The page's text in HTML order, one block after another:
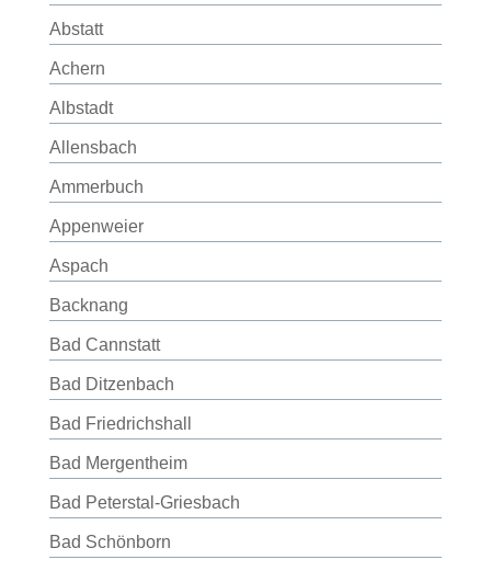
Abstatt
Achern
Albstadt
Allensbach
Ammerbuch
Appenweier
Aspach
Backnang
Bad Cannstatt
Bad Ditzenbach
Bad Friedrichshall
Bad Mergentheim
Bad Peterstal-Griesbach
Bad Schönborn